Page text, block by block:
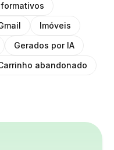
Imóveis
Gerados por IA
abandonado